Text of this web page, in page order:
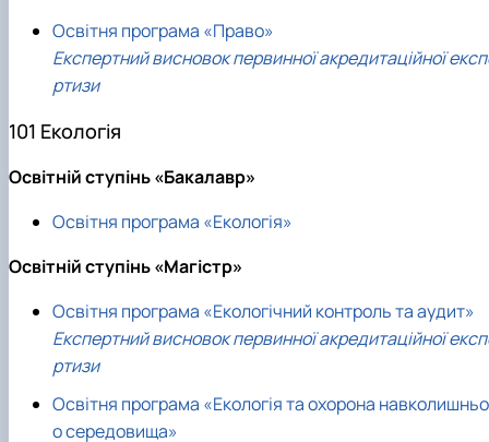
Освітня програма «Право»
Експертний висновок первинної акредитаційної
ртизи
101 Екологія
Освітній ступінь «Бакалавр»
Освітня програма «Екологія»
Освітній ступінь «Магістр»
Освітня програма «Екологічний контроль та аудит»
Експертний висновок первинної акредитаційної
ртизи
Освітня програма «Екологія та охорона
о середовища»